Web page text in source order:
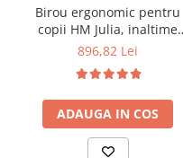
Birou ergonomic pentru
copii HM Julia, inaltime
reglabila, unghi inclinare
93 cm, fag
896,82 Lei
ADAUGA IN COS